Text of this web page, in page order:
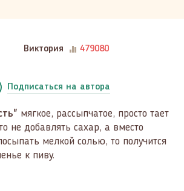
Виктория 479080
Подписаться на автора
мягкое, рассыпчатое, просто тает
не добавлять сахар, а вместо
мелкой солью, то получится
к пиву.